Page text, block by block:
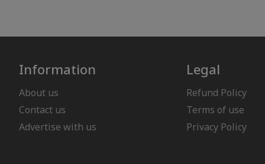
Information
About us
Contact us
Advertise with us
Legal
Refund Policy
Terms of use
Privacy Policy